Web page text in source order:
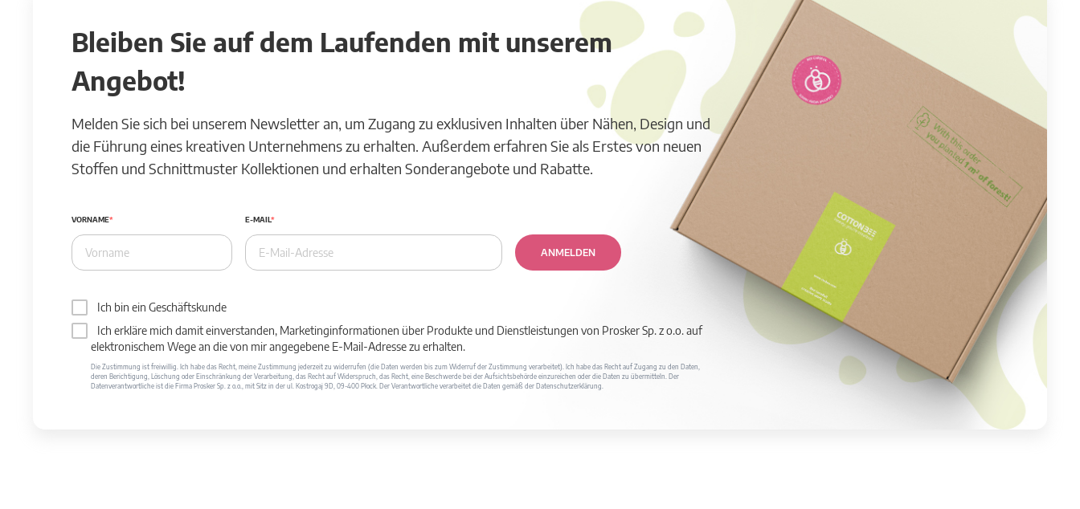
Bleiben Sie auf dem Laufenden mit unserem
Angebot!
Melden Sie sich bei unserem Newsletter an, um Zugang zu exklusiven Inhalten über Nähen, Design und
die Führung eines kreativen Unternehmens zu erhalten. Außerdem erfahren Sie als Erstes von neuen
Stoffen und Schnittmuster Kollektionen und erhalten Sonderangebote und Rabatte.
VORNAME E-MAIL
ANMELDEN
Ich bin ein Geschäftskunde
Ich erkläre mich damit einverstanden, Marketinginformationen über Produkte und Dienstleistungen von Prosker Sp. z o.o. auf
elektronischem Wege an die von mir angegebene E-Mail-Adresse zu erhalten.
Die Zustimmung ist freiwillig. Ich habe das Recht, meine Zustimmung jederzeit zu widerrufen (die Daten werden bis zum Widerruf der Zustimmung verarbeitet). Ich habe das Recht auf Zugang zu den Daten,
deren Berichtigung, Löschung oder Einschränkung der Verarbeitung, das Recht auf Widerspruch, das Recht, eine Beschwerde bei der Aufsichtsbehörde einzureichen oder die Daten zu übermitteln. Der
Datenverantwortliche ist die Firma Prosker Sp. z o.o., mit Sitz in der ul. Kostrogaj 9D, 09-400 Płock. Der Verantwortliche verarbeitet die Daten gemäß der Datenschutzerklärung.